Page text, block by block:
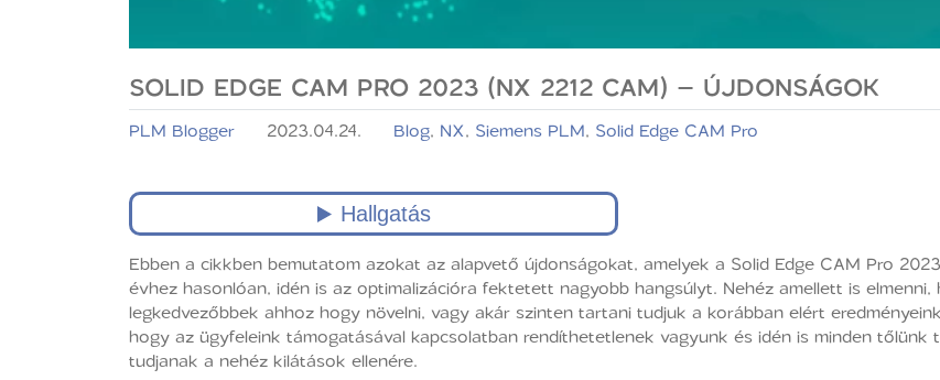
SOLID EDGE CAM PRO 2023 (NX 2212 CAM) – ÚJDONSÁGOK
PLM Blogger 2023.04.24. Blog, NX, Siemens PLM, Solid Edge CAM Pro
Ebben a cikkben bemutatom azokat az alapvető újdonságokat, amelyek a Solid Edge CAM Pro
évhez hasonlóan, idén is az optimalizációra fektetett nagyobb hangsúlyt. Nehéz amellett is
legkedvezőbbek ahhoz hogy növelni, vagy akár szinten tartani tudjuk a korábban elért
hogy az ügyfeleink támogatásával kapcsolatban rendíthetetlenek vagyunk és idén is minden
tudjanak a nehéz kilátások ellenére.